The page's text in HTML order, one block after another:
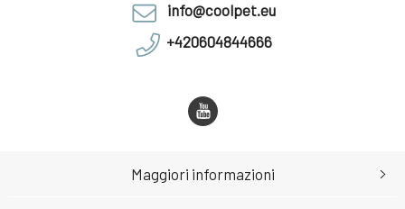
info@coolpet.eu
+420604844666
Maggiori informazioni